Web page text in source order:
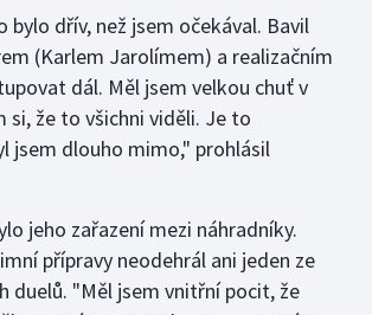
bylo dřív, než jsem očekával. Bavil
(Karlem Jarolímem) a realizačním
dál. Měl jsem velkou chuť v
si, že to všichni viděli. Je to
jsem dlouho mimo," prohlásil
jeho zařazení mezi náhradníky.
přípravy neodehrál ani jeden ze
duelů. "Měl jsem vnitřní pocit, že